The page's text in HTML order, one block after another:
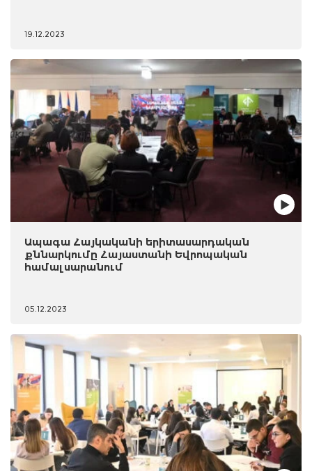
19.12.2023
Ապագա Հայկականի երիտասարդական
քննարկումը Հայաստանի Եվրոպական
համալսարանում
05.12.2023